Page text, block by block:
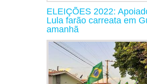
ELEIÇÕES 2022:
Lula farão carreata em
amanhã